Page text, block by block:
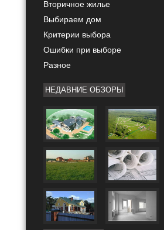
Вторичное жилье
Выбираем дом
Критерии выбора
Ошибки при выборе
Разное
НЕДАВНИЕ ОБЗОРЫ